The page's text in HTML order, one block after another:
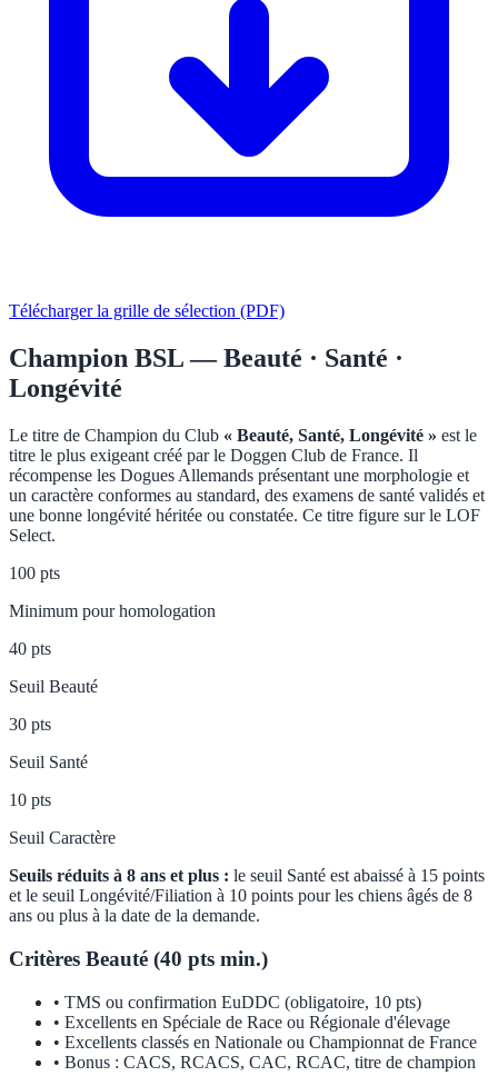
Télécharger la grille de sélection (PDF)
Champion BSL — Beauté · Santé ·
Longévité
Le titre de Champion du Club « Beauté, Santé, Longévité » est le
titre le plus exigeant créé par le Doggen Club de France. Il
récompense les Dogues Allemands présentant une morphologie et
un caractère conformes au standard, des examens de santé validés et
une bonne longévité héritée ou constatée. Ce titre figure sur le LOF
Select.
100 pts
Minimum pour homologation
40 pts
Seuil Beauté
30 pts
Seuil Santé
10 pts
Seuil Caractère
Seuils réduits à 8 ans et plus : le seuil Santé est abaissé à 15 points
et le seuil Longévité/Filiation à 10 points pour les chiens âgés de 8
ans ou plus à la date de la demande.
Critères Beauté (40 pts min.)
• TMS ou confirmation EuDDC (obligatoire, 10 pts)
• Excellents en Spéciale de Race ou Régionale d'élevage
• Excellents classés en Nationale ou Championnat de France
• Bonus : CACS, RCACS, CAC, RCAC, titre de champion